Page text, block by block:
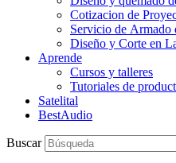
Cotizacion de
Servicio de Armado
Diseño y Corte en
Aprende
Cursos y talleres
Tutoriales de
Satelital
BestAudio
Buscar